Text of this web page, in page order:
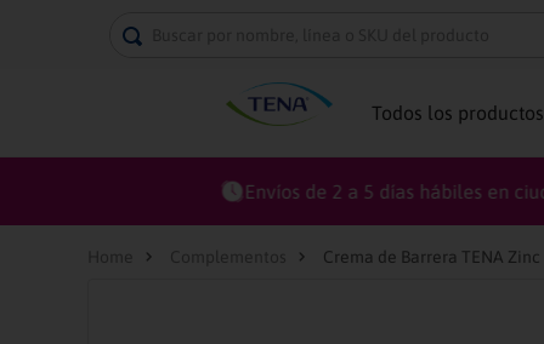
Buscar por nombre, línea o SKU del producto
Todos los productos
Crema de Barrera TENA Zinc